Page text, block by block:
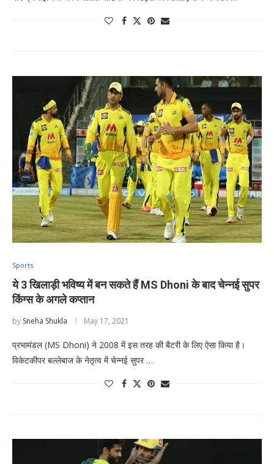
Sports
ये 3 खिलाड़ी भविष्य में बन सकते हैं MS Dhoni के बाद चेन्नई सुपर
किंग्स के अगले कप्तान
by Sneha Shukla May 17, 2021
प्रभामंडल (MS Dhoni) ने 2008 में इस तरह की बैटरी के लिए ऐसा किया है।
विकेटकीपर बल्लेबाज के नेतृत्व में चेन्नई सुपर …